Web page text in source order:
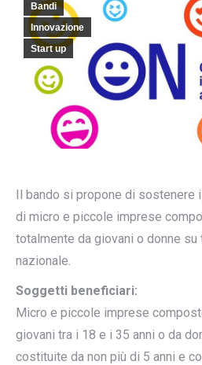
Bandi
Innovazione
Start up
Il bando si propone di sostenere
di micro e piccole imprese
totalmente da giovani o donne
nazionale.
Soggetti beneficiari:
Micro e piccole imprese
giovani tra i 18 e i 35 anni o da
costituite da non più di 5 anni e